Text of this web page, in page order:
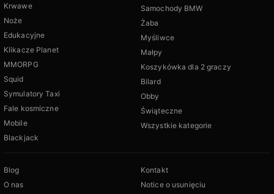
Krwawe
Noże
Edukacyjne
Klikacze Planet
MMORPG
Squid
Symulatory Taxi
Fale kosmiczne
Mobile
Blackjack
Samochody BMW
Żaba
Myśliwce
Małpy
Koszykówka dla 2 graczy
Bilard
Obby
Świąteczne
Wszystkie kategorie
Blog
O nas
Kontakt
Notice o usunięciu